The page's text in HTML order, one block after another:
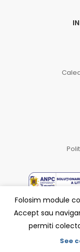
Folosim module
Accept sau
permiti
See